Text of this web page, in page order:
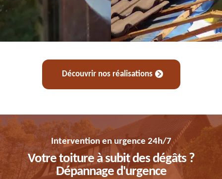
Découvrir nos réalisations
Intervention en urgence 24h/7
Votre toiture à subit des dégâts ?
Dépannage d'urgence